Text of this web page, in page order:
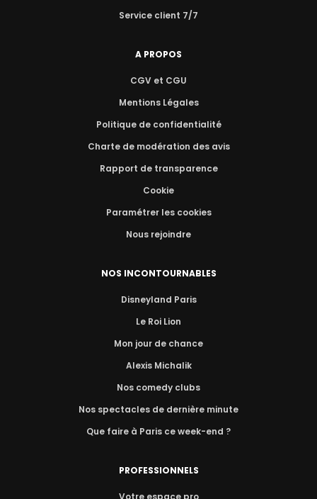
Service client 7/7
A PROPOS
CGV et CGU
Mentions Légales
Politique de confidentialité
Charte de modération des avis
Rapport de transparence
Cookie
Paramétrer les cookies
Nous rejoindre
NOS INCONTOURNABLES
Disneyland Paris
Le Roi Lion
Mon jour de chance
Alexis Michalik
Nos comedy clubs
Nos spectacles de dernière minute
Que faire à Paris ce week-end ?
PROFESSIONNELS
Votre espace pro